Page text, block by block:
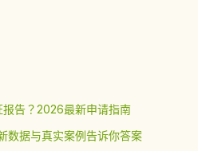
告？2026最新申请指南
数据与真实案例告诉你答案